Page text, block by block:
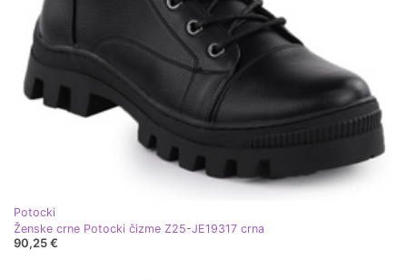
Potocki
Ženske crne Potocki čizme Z25-JE19317 crna
90,25 €